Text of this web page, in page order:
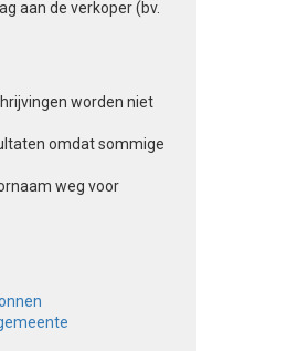
aan de verkoper (bv.
worden niet
omdat sommige
weg voor